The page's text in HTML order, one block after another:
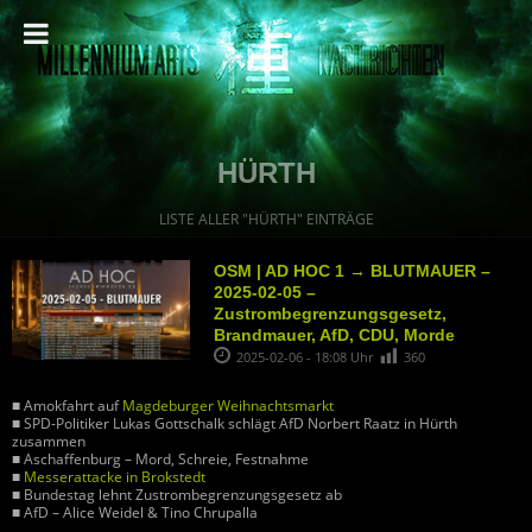
HÜRTH
LISTE ALLER "HÜRTH" EINTRÄGE
OSM | AD HOC 1 → BLUTMAUER –
2025-02-05 –
Zustrombegrenzungsgesetz,
Brandmauer, AfD, CDU, Morde
2025-02-06 - 18:08 Uhr 360
■ Amokfahrt aufMagdeburger Weihnachtsmarkt
■ SPD-Politiker Lukas Gottschalk schlägt AfD Norbert Raatz in Hürth
zusammen
■ Aschaffenburg – Mord, Schreie, Festnahme
■ Messerattacke in Brokstedt
■ Bundestag lehnt Zustrombegrenzungsgesetz ab
■ AfD – Alice Weidel & Tino Chrupalla